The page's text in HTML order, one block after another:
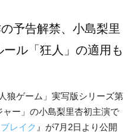
予告解禁、小島梨里
ル「狂人」の適用も
狼ゲーム」実写版シリーズ第
ー」の小島梨里杏初主演で
レイク 』が7月2日より公開